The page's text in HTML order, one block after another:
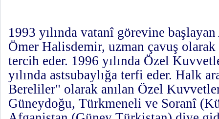
1993 yılında vatanî görevine
Ömer Halisdemir, uzman çavuş olarak
tercih eder. 1996 yılında Özel
yılında astsubaylığa terfi eder. Halk
Bereliler" olarak anılan Özel
Güneydoğu, Türkmeneli ve Soranî